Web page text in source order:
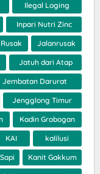
Ilegal Loging
Inpari Nutri Zinc
Jalanrusak
Jatuh dari Atap
Jembatan Darurat
Jengglong Timur
Kadin Grobogan
KAI kalilusi
Kanit Gakkum